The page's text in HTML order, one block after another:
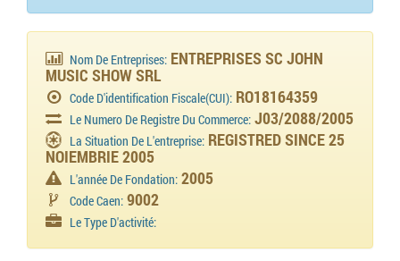
Nom De Entreprises: ENTREPRISES SC JOHN
MUSIC SHOW SRL
Code D'identification Fiscale(CUI): RO18164359
Le Numero De Registre Du Commerce: J03/2088/2005
La Situation De L'entreprise: REGISTRED SINCE 25
NOIEMBRIE 2005
L'année De Fondation: 2005
Code Caen: 9002
Le Type D'activité: